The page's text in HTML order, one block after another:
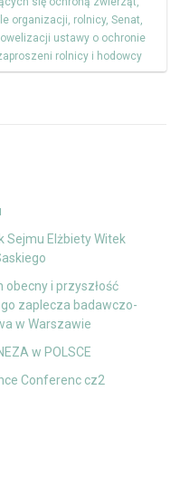
organizacji, rolnicy, Senat,
ustawy o ochronie
rolnicy i hodowcy
Sejmu Elżbiety Witek
obecny i przyszłość
zaplecza badawczo-
w Warszawie
w POLSCE
Conferenc cz2